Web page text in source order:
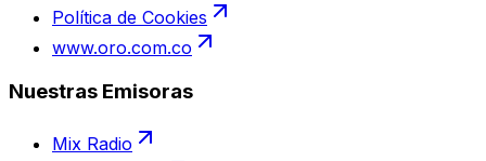
Política de Cookies
www.oro.com.co
Nuestras Emisoras
Mix Radio